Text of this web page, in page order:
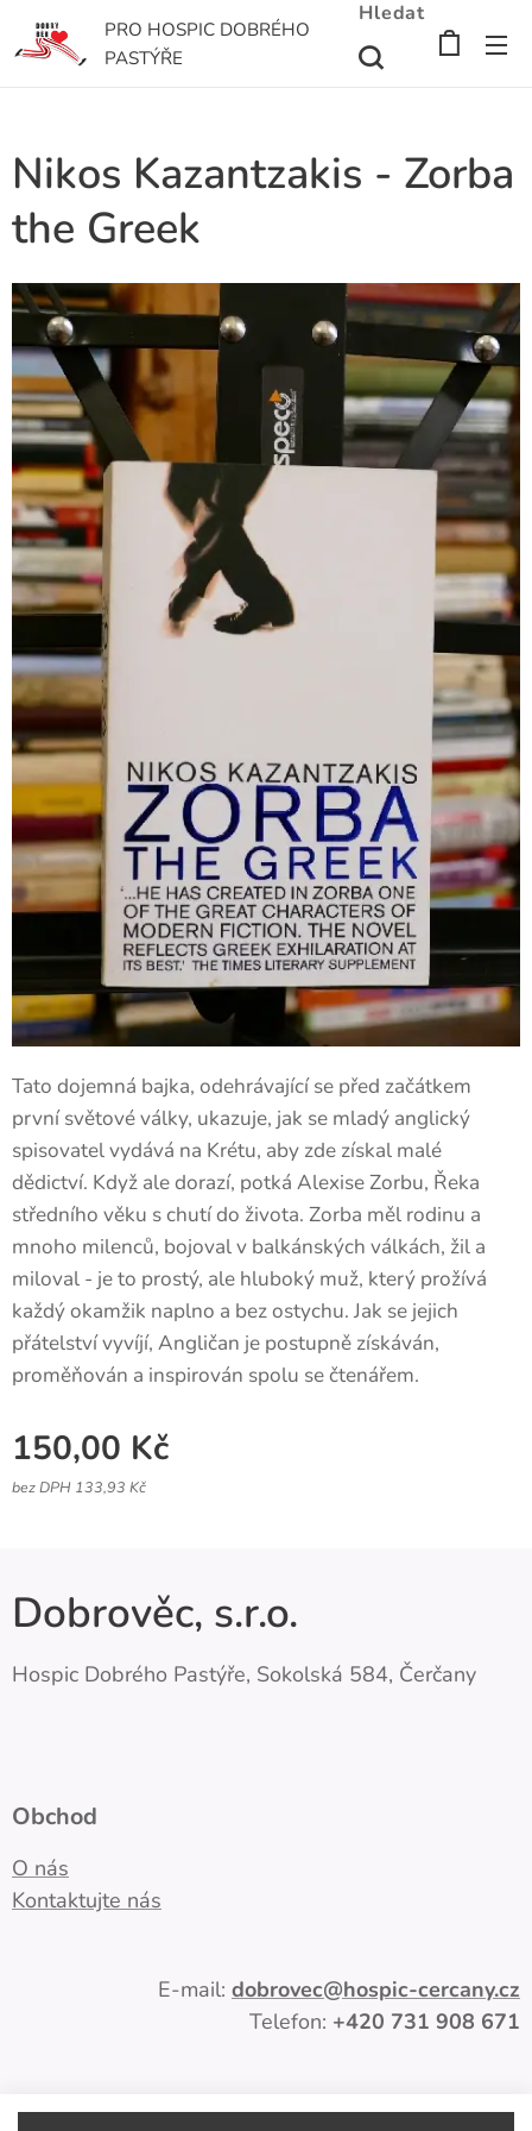
PRO HOSPIC DOBRÉHO
PASTÝŘE
Hledat
Nikos Kazantzakis - Zorba
the Greek
Tato dojemná bajka, odehrávající se před začátkem
první světové války, ukazuje, jak se mladý anglický
spisovatel vydává na Krétu, aby zde získal malé
dědictví. Když ale dorazí, potká Alexise Zorbu, Řeka
středního věku s chutí do života. Zorba měl rodinu a
mnoho milenců, bojoval v balkánských válkách, žil a
miloval - je to prostý, ale hluboký muž, který prožívá
každý okamžik naplno a bez ostychu. Jak se jejich
přátelství vyvíjí, Angličan je postupně získáván,
proměňován a inspirován spolu se čtenářem.
150,00 Kč
bez DPH 133,93 Kč
Dobrověc, s.r.o.
Hospic Dobrého Pastýře, Sokolská 584, Čerčany
Obchod
O nás
Kontaktujte nás
E-mail: dobrovec@hospic-cercany.cz
Telefon: +420 731 908 671